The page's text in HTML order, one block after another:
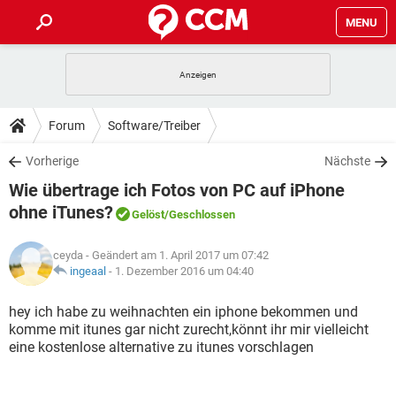
MENU
ANDROID IOS
WINDOWS 10
WHATSAPP TIKTOK
FACEBOOK HARDWARE
TIPPS & TRICKS
SPIELE
WINDOWS 10
FACEBOOK HARDWARE
DOWNLOADS
SPIELE STREAMING
ANDROID IOS
WINDOWS 10 INSTAGRAM
WHATSAPP
FACEBOOK HARDWARE
FORUM
ANDROID IOS
WHATSAPP TIKTOK
LEXIKON
SPIELE
ANDROID IOS
WINDOWS 10 INSTAGRAM
Forum Software/Treiber
Vorherige Nächste
Wie übertrage ich Fotos von PC auf iPhone
ohne iTunes?
Gelöst/Geschlossen
ceyda - Geändert am 1. April 2017 um 07:42
ingeaal - 1. Dezember 2016 um 04:40
hey ich habe zu weihnachten ein iphone bekommen und
komme mit itunes gar nicht zurecht,könnt ihr mir vielleicht
eine kostenlose alternative zu itunes vorschlagen